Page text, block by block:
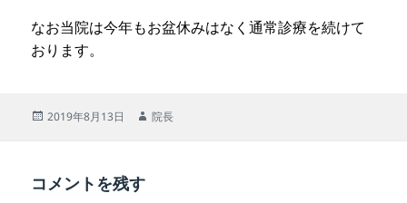
なお当院は今年もお盆休みはなく通常診療を続けて
おります。
投
2019年8月13日
作
院長
コメントを残す